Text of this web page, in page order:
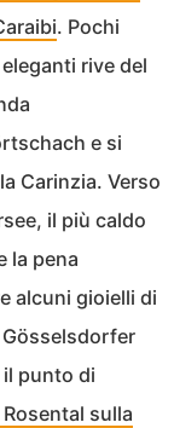
. Pochi
rive del
e si
Carinzia. Verso
il più caldo
la pena
alcuni gioielli di
il punto di
sulla